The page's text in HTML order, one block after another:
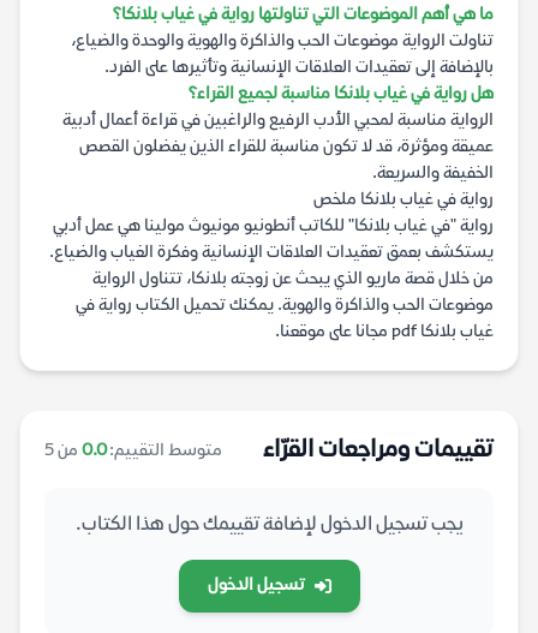
ما هي أهم الموضوعات التي تناولتها رواية في غياب بلانكا؟
تناولت الرواية موضوعات الحب والذاكرة والهوية والوحدة والضياع،
بالإضافة إلى تعقيدات العلاقات الإنسانية وتأثيرها على الفرد.
هل رواية في غياب بلانكا مناسبة لجميع القراء؟
الرواية مناسبة لمحبي الأدب الرفيع والراغبين في قراءة أعمال أدبية
عميقة ومؤثرة، قد لا تكون مناسبة للقراء الذين يفضلون القصص
الخفيفة والسريعة.
رواية في غياب بلانكا ملخص
رواية "في غياب بلانكا" للكاتب أنطونيو مونيوث مولينا هي عمل أدبي
يستكشف بعمق تعقيدات العلاقات الإنسانية وفكرة الغياب والضياع.
من خلال قصة ماريو الذي يبحث عن زوجته بلانكا، تتناول الرواية
موضوعات الحب والذاكرة والهوية. يمكنك تحميل الكتاب رواية في
غياب بلانكا pdf مجانا على موقعنا.
تقييمات ومراجعات القرّاء متوسط التقييم:0.0 من 5
يجب تسجيل الدخول لإضافة تقييمك حول هذا الكتاب.
تسجيل الدخول